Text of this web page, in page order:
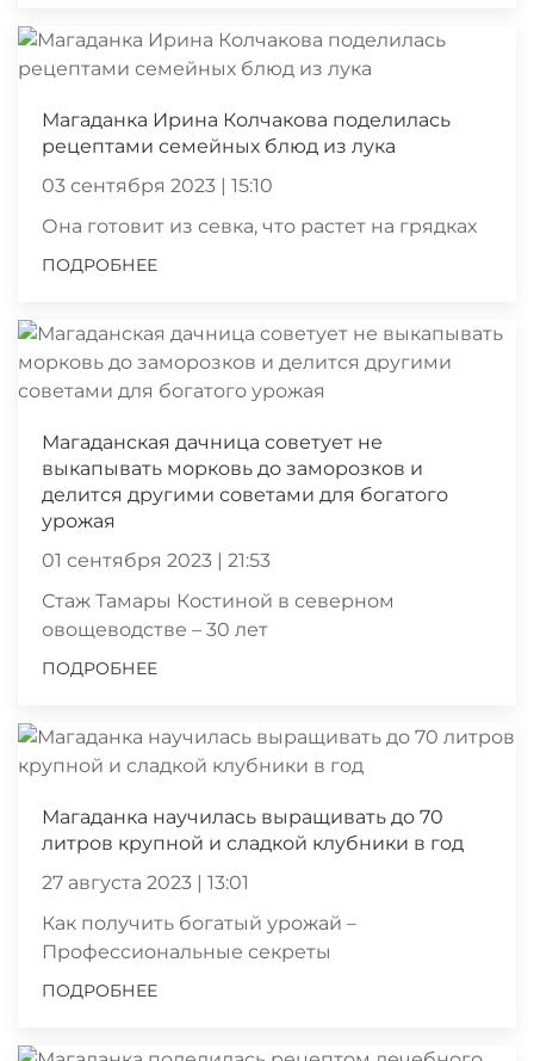
Магаданка Ирина Колчакова поделилась
рецептами семейных блюд из лука
03 сентября 2023 | 15:10
Она готовит из севка, что растет на грядках
ПОДРОБНЕЕ
Магаданская дачница советует не
выкапывать морковь до заморозков и
делится другими советами для богатого
урожая
01 сентября 2023 | 21:53
Стаж Тамары Костиной в северном
овощеводстве – 30 лет
ПОДРОБНЕЕ
Магаданка научилась выращивать до 70
литров крупной и сладкой клубники в год
27 августа 2023 | 13:01
Как получить богатый урожай –
Профессиональные секреты
ПОДРОБНЕЕ